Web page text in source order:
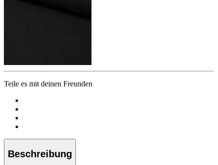
Teile es mit deinen Freunden
Beschreibung